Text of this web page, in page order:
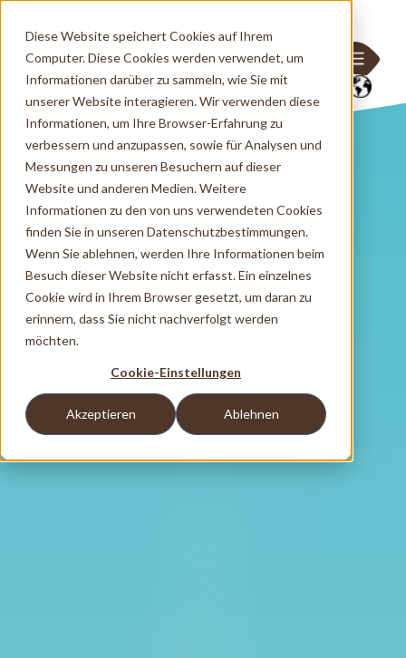
Diese Website speichert Cookies auf Ihrem
Computer. Diese Cookies werden verwendet, um
Informationen darüber zu sammeln, wie Sie mit
unserer Website interagieren. Wir verwenden diese
Informationen, um Ihre Browser-Erfahrung zu
verbessern und anzupassen, sowie für Analysen und
Messungen zu unseren Besuchern auf dieser
Website und anderen Medien. Weitere
Informationen zu den von uns verwendeten Cookies
finden Sie in unseren Datenschutzbestimmungen.
Wenn Sie ablehnen, werden Ihre Informationen beim
Besuch dieser Website nicht erfasst. Ein einzelnes
Cookie wird in Ihrem Browser gesetzt, um daran zu
erinnern, dass Sie nicht nachverfolgt werden
möchten.
Cookie-Einstellungen
Akzeptieren Ablehnen